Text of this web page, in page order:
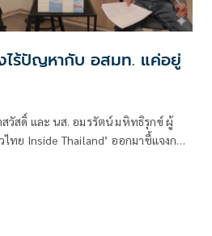
ไร้ปัญหากับ อสมท. แค่อยู่
วัสดิ์ และ นส. อมรรัตน์ มหิทธิรุกข์ ผู้
ไทย Inside Thailand’ ออกมาชี้แจงกรณี